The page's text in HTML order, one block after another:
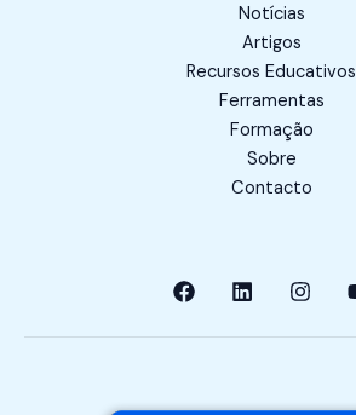
Notícias
Artigos
Recursos Educativos
Ferramentas
Formação
Sobre
Contacto